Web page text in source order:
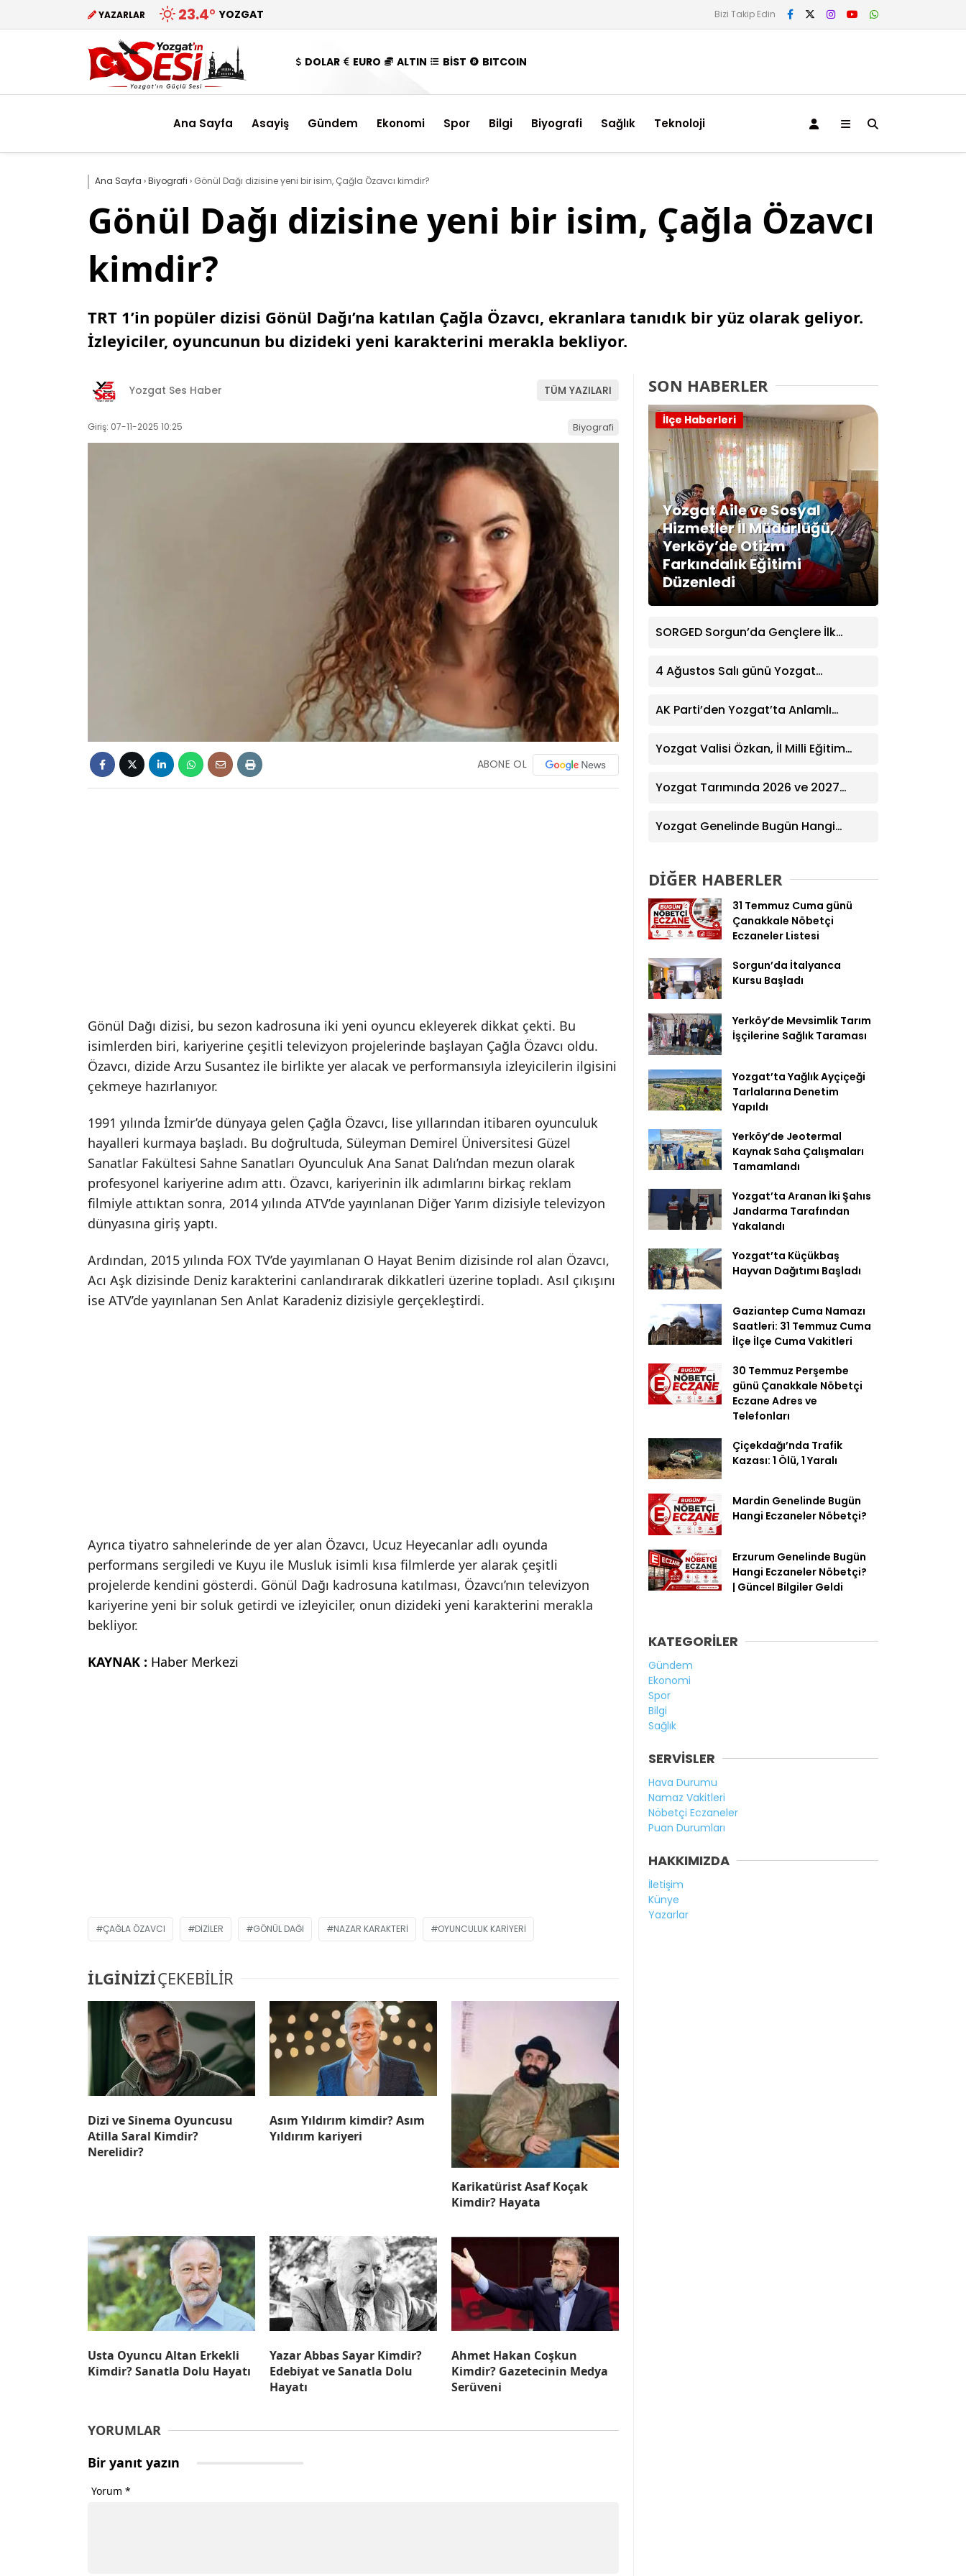
YAZARLAR 23.4° YOZGAT Bizi Takip Edin
DOLAR EURO ALTIN BİST BITCOIN
Ana Sayfa Asayiş Gündem Ekonomi Spor Bilgi Biyografi Sağlık Teknoloji
Ana Sayfa ›Biyografi › Gönül Dağı dizisine yeni bir isim, Çağla Özavcı kimdir?
Gönül Dağı dizisine yeni bir isim, Çağla Özavcı
kimdir?
TRT 1’in popüler dizisi Gönül Dağı’na katılan Çağla Özavcı, ekranlara tanıdık bir yüz olarak geliyor.
İzleyiciler, oyuncunun bu dizideki yeni karakterini merakla bekliyor.
Yozgat Ses Haber TÜM YAZILARI
Giriş: 07-11-2025 10:25 Biyografi
ABONE OL
Gönül Dağı dizisi, bu sezon kadrosuna iki yeni oyuncu ekleyerek dikkat çekti. Bu
isimlerden biri, kariyerine çeşitli televizyon projelerinde başlayan Çağla Özavcı oldu.
Özavcı, dizide Arzu Susantez ile birlikte yer alacak ve performansıyla izleyicilerin ilgisini
çekmeye hazırlanıyor.
1991 yılında İzmir’de dünyaya gelen Çağla Özavcı, lise yıllarından itibaren oyunculuk
hayalleri kurmaya başladı. Bu doğrultuda, Süleyman Demirel Üniversitesi Güzel
Sanatlar Fakültesi Sahne Sanatları Oyunculuk Ana Sanat Dalı’ndan mezun olarak
profesyonel kariyerine adım attı. Özavcı, kariyerinin ilk adımlarını birkaç reklam
filmiyle attıktan sonra, 2014 yılında ATV’de yayınlanan Diğer Yarım dizisiyle televizyon
dünyasına giriş yaptı.
Ardından, 2015 yılında FOX TV’de yayımlanan O Hayat Benim dizisinde rol alan Özavcı,
Acı Aşk dizisinde Deniz karakterini canlandırarak dikkatleri üzerine topladı. Asıl çıkışını
ise ATV’de yayınlanan Sen Anlat Karadeniz dizisiyle gerçekleştirdi.
Ayrıca tiyatro sahnelerinde de yer alan Özavcı, Ucuz Heyecanlar adlı oyunda
performans sergiledi ve Kuyu ile Musluk isimli kısa filmlerde yer alarak çeşitli
projelerde kendini gösterdi. Gönül Dağı kadrosuna katılması, Özavcı’nın televizyon
kariyerine yeni bir soluk getirdi ve izleyiciler, onun dizideki yeni karakterini merakla
bekliyor.
KAYNAK : Haber Merkezi
ÇAĞLA ÖZAVCI DIZILER GÖNÜL DAĞI NAZAR KARAKTERI OYUNCULUK KARIYERI
İLGİNİZİÇEKEBİLİR
Dizi ve Sinema Oyuncusu
Atilla Saral Kimdir?
Nerelidir?
Asım Yıldırım kimdir? Asım
Yıldırım kariyeri
Karikatürist Asaf Koçak
Kimdir? Hayata
Usta Oyuncu Altan Erkekli
Kimdir? Sanatla Dolu Hayatı
Yazar Abbas Sayar Kimdir?
Edebiyat ve Sanatla Dolu
Hayatı
Ahmet Hakan Coşkun
Kimdir? Gazetecinin Medya
Serüveni
YORUMLAR
Bir yanıt yazın
Yorum *
SON HABERLER
Yozgat Aile ve Sosyal
Hizmetler İl Müdürlüğü,
Yerköy’de Otizm
Farkındalık Eğitimi
Düzenledi
İlçe Haberleri
SORGED Sorgun’da Gençlere İlk
4 Ağustos Salı günü Yozgat
Eczane
AK Parti’den Yozgat’ta Anlamlı
Dernek Üyeleriyle Buluştu
Yozgat Valisi Özkan, İl Milli Eğitim
Yozgat Tarımında 2026 ve 2027
Yozgat Genelinde Bugün Hangi
DİĞER HABERLER
31 Temmuz Cuma günü
Çanakkale Nöbetçi
Eczaneler Listesi
Sorgun’da İtalyanca
Kursu Başladı
Yerköy’de Mevsimlik Tarım
İşçilerine Sağlık Taraması
Yozgat’ta Yağlık Ayçiçeği
Tarlalarına Denetim
Yapıldı
Yerköy’de Jeotermal
Kaynak Saha Çalışmaları
Tamamlandı
Yozgat’ta Aranan İki Şahıs
Jandarma Tarafından
Yakalandı
Yozgat’ta Küçükbaş
Hayvan Dağıtımı Başladı
Gaziantep Cuma Namazı
Saatleri: 31 Temmuz Cuma
İlçe İlçe Cuma Vakitleri
30 Temmuz Perşembe
günü Çanakkale Nöbetçi
Eczane Adres ve
Telefonları
Çiçekdağı’nda Trafik
Kazası: 1 Ölü, 1 Yaralı
Mardin Genelinde Bugün
Hangi Eczaneler Nöbetçi?
Erzurum Genelinde Bugün
Hangi Eczaneler Nöbetçi?
| Güncel Bilgiler Geldi
KATEGORİLER
Gündem
Ekonomi
Spor
Bilgi
Sağlık
SERVİSLER
Hava Durumu
Namaz Vakitleri
Nöbetçi Eczaneler
Puan Durumları
HAKKIMIZDA
İletişim
Künye
Yazarlar